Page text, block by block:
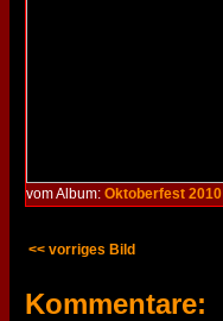
vom Album: Oktoberfest 2010
<< vorriges Bild
Kommentare: